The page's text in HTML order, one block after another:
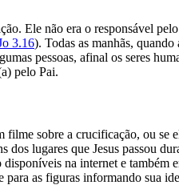
Ele não era o responsável
3.16). Todas as manhãs,
pessoas, afinal os seres
pelo Pai.
sobre a crucificação, ou
dos lugares que Jesus passou
na internet e
para as figuras informando sua